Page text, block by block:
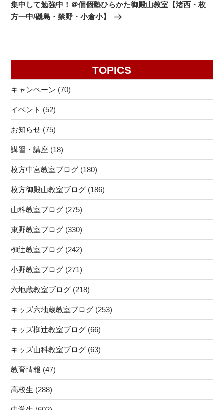
ー
シ
の
投
集中して勉強中！＠個個塾ひらかた御殿山教室【渚西・枚
方一中/磯島・禁野・小倉小】
TOPICS
キャンペーン (70)
イベント (52)
お知らせ (75)
講習・講座 (18)
枚方中宮教室ブログ (180)
枚方御殿山教室ブログ (186)
山科教室ブログ (275)
東野教室ブログ (330)
椥辻教室ブログ (242)
小野教室ブログ (271)
六地蔵教室ブログ (218)
キッズ六地蔵教室ブログ (253)
キッズ椥辻教室ブログ (66)
キッズ山科教室ブログ (63)
教育情報 (47)
高校生 (288)